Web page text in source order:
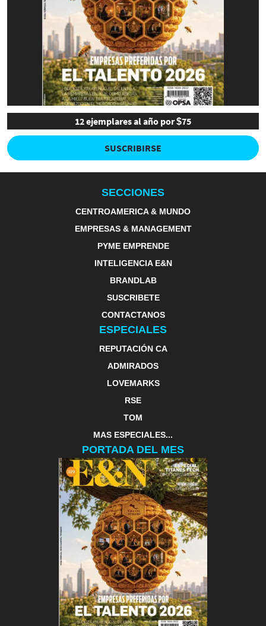
12 ejemplares al año por $75
SUSCRIBIRSE
SECCIONES
CENTROAMERICA & MUNDO
EMPRESAS & MANAGEMENT
PYME EMPRENDE
INTELIGENCIA E&N
BRANDLAB
SUSCRIBETE
CONTACTANOS
ESPECIALES
REPUTACIÓN CA
ADMIRADOS
LOVEMARKS
RSE
TOM
MAS ESPECIALES...
PORTADA DEL MES